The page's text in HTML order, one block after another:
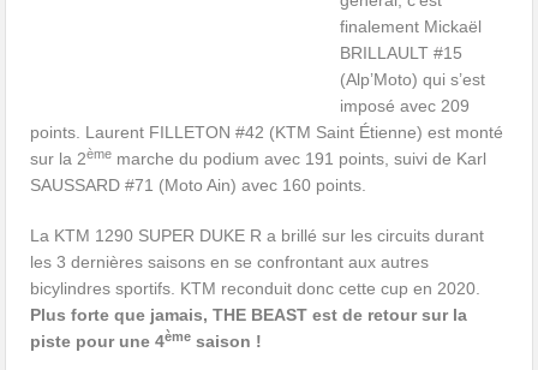
finalement Mickaël
BRILLAULT #15
(Alp’Moto) qui s’est
imposé avec 209
points. Laurent FILLETON #42 (KTM Saint Étienne) est monté
sur la 2ème marche du podium avec 191 points, suivi de Karl
SAUSSARD #71 (Moto Ain) avec 160 points.
La KTM 1290 SUPER DUKE R a brillé sur les circuits durant
les 3 dernières saisons en se confrontant aux autres
bicylindres sportifs. KTM reconduit donc cette cup en 2020.
Plus forte que jamais, THE BEAST est de retour sur la
piste pour une 4ème saison !